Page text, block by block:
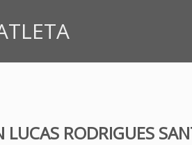
LUCAS RODRIGUES